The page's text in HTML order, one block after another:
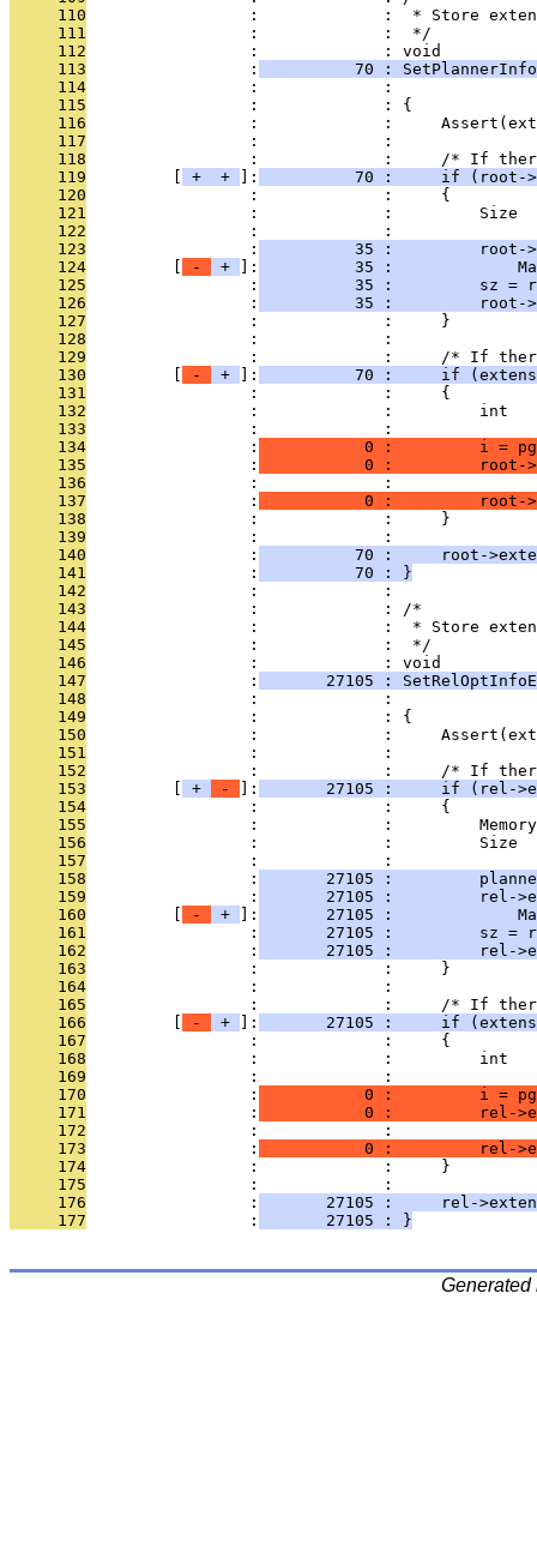
     110
:             :  * Store
     111
                 :             :  */
     112
                 :             : void
     113
                 :
70 :
     114
:             :
     115
                 :             : {
     116
:             :
     117
                 :             :
     118
:             :     /* If
     119
+ + ]:
70 :     if (root-
     120
                 :             :     {
     121
:             :         Size
     122
                 :             :
     123
                 :
35 :         root-
     124
- + ]:
35 :
     125
                 :
35 :         sz =
     126
                 :
35 :         root-
     127
                 :             :     }
     128
                 :             :
     129
:             :     /* If
     130
- + ]:
70 :     if
     131
                 :             :     {
     132
:             :         int
     133
                 :             :
     134
                 :
0 :         i =
     135
                 :
0 :         root-
     136
:             :
     137
                 :
0 :         root-
     138
                 :             :     }
     139
                 :             :
     140
                 :
70 :     root-
     141
                 :
          70 : }
     142
                 :             :
     143
                 :             : /*
     144
:             :  * Store
     145
                 :             :  */
     146
                 :             : void
     147
                 :
27105 :
     148
:             :
     149
                 :             : {
     150
:             :
     151
                 :             :
     152
:             :     /* If
     153
+ - ]:
27105 :     if (rel-
     154
                 :             :     {
     155
:             :
     156
:             :         Size
     157
                 :             :
     158
                 :
27105 :
     159
                 :
27105 :         rel-
     160
- + ]:
27105 :
     161
                 :
27105 :         sz =
     162
                 :
27105 :         rel-
     163
                 :             :     }
     164
                 :             :
     165
:             :     /* If
     166
- + ]:
27105 :     if
     167
                 :             :     {
     168
:             :         int
     169
                 :             :
     170
                 :
0 :         i =
     171
                 :
0 :         rel-
     172
:             :
     173
                 :
0 :         rel-
     174
                 :             :     }
     175
                 :             :
     176
                 :
27105 :     rel-
     177
                 :
       27105 : }